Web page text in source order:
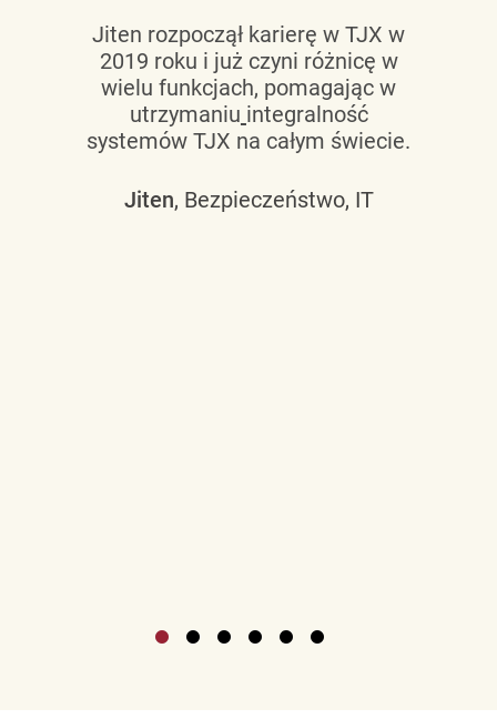
Jiten rozpoczął karierę w TJX w
2019 roku i już czyni różnicę w
wielu funkcjach, pomagając w
utrzymaniu integralność
systemów TJX na całym świecie.
Jiten, Bezpieczeństwo, IT